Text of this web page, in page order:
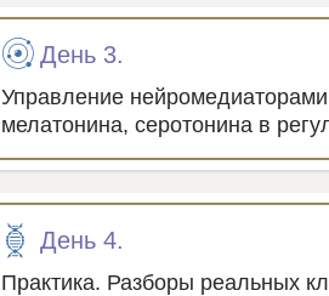
Управление
мелатонина, серотонина в
День 3.
Практика. Разборы реальных
День 4.